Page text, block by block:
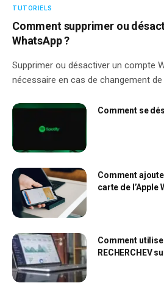
TUTORIELS
Comment supprimer ou
WhatsApp ?
Supprimer ou désactiver un compte
nécessaire en cas de changement
Comment se
Comment
carte de l’Apple
Comment
RECHERCHEV